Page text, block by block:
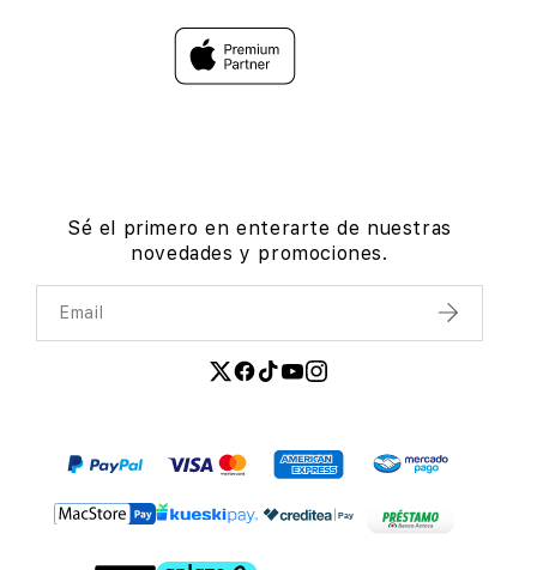
Sé el primero en enterarte de nuestras
novedades y promociones.
Email